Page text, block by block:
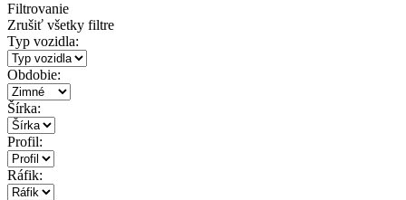
Filtrovanie
Zrušiť všetky filtre
Typ vozidla:
Obdobie:
Šírka:
Profil:
Ráfik: